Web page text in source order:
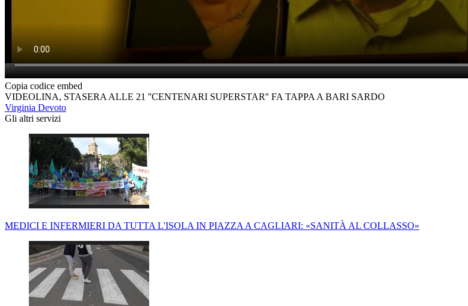
Copia codice embed
VIDEOLINA, STASERA ALLE 21 ''CENTENARI SUPERSTAR'' FA TAPPA A BARI SARDO
Virginia Devoto
Gli altri servizi
MEDICI E INFERMIERI DA TUTTA L'ISOLA IN PIAZZA A CAGLIARI: «SANITÀ AL COLLASSO»